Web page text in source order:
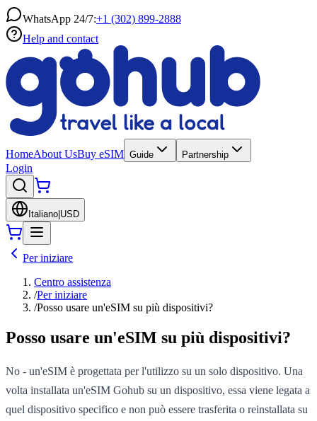
WhatsApp 24/7:+1 (302) 899-2888
Help and contact
HomeAbout UsBuy eSIM Guide Partnership
Login
Italiano USD
Per iniziare
Centro assistenza
/Per iniziare
/Posso usare un'eSIM su più dispositivi?
Posso usare un'eSIM su più dispositivi?
No - un'eSIM è progettata per l'utilizzo su un solo dispositivo. Una
volta installata un'eSIM Gohub su un dispositivo, essa viene legata a
quel dispositivo specifico e non può essere trasferita o reinstallata su